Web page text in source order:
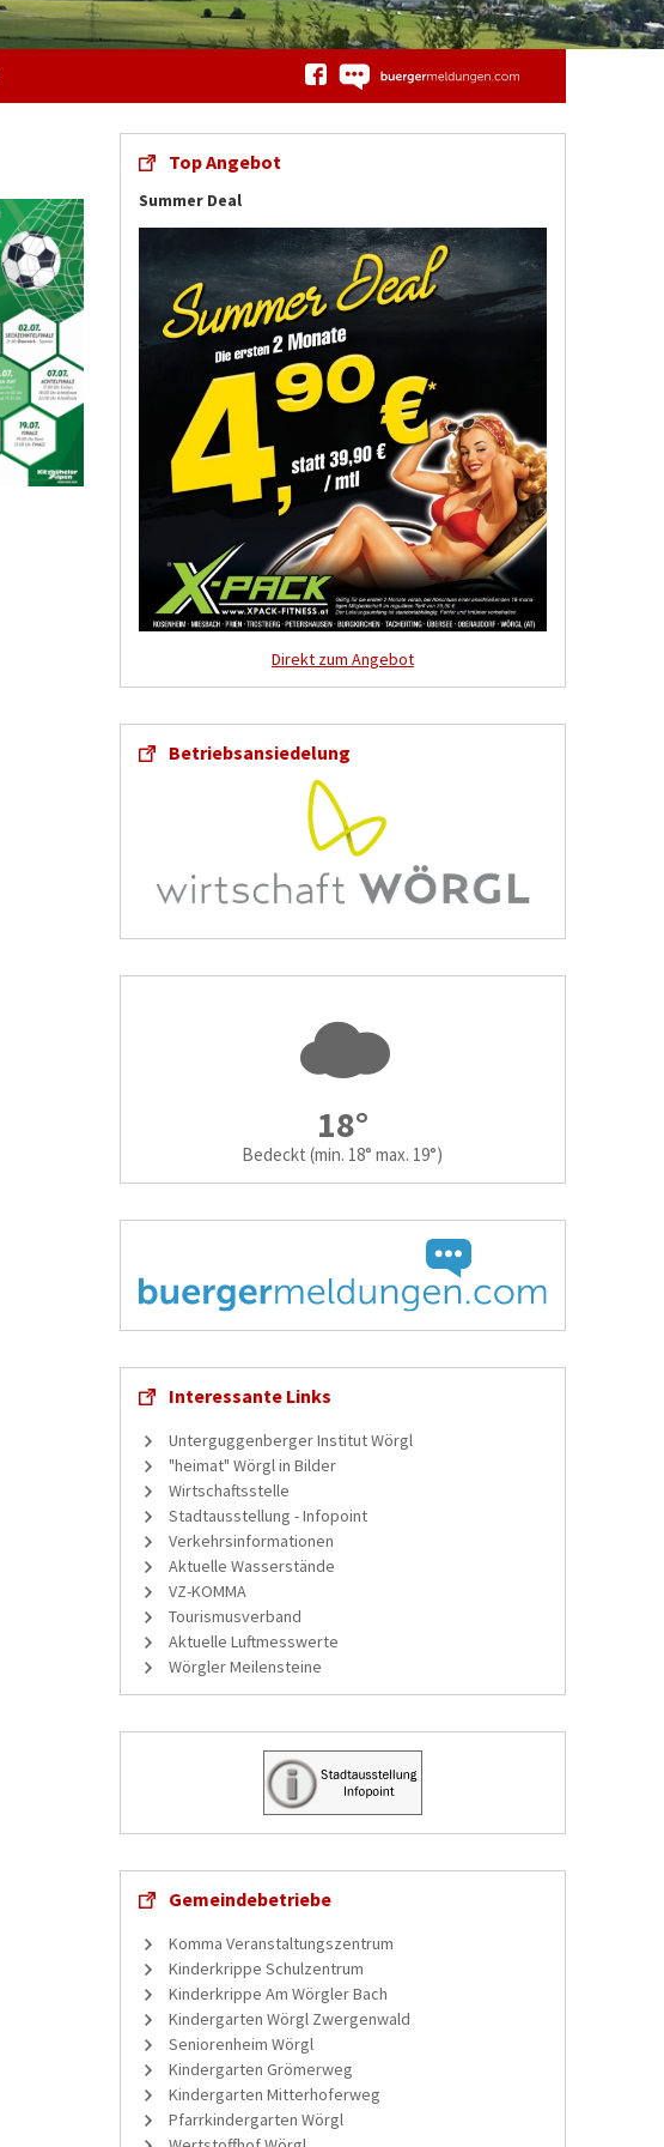
Top Angebot
Summer Deal
Direkt zum Angebot
Betriebsansiedelung
18°
Bedeckt (min. 18° max. 19°)
Interessante Links
Unterguggenberger Institut Wörgl
"heimat" Wörgl in Bilder
Wirtschaftsstelle
Stadtausstellung - Infopoint
Verkehrsinformationen
Aktuelle Wasserstände
VZ-KOMMA
Tourismusverband
Aktuelle Luftmesswerte
Wörgler Meilensteine
Gemeindebetriebe
Komma Veranstaltungszentrum
Kinderkrippe Schulzentrum
Kinderkrippe Am Wörgler Bach
Kindergarten Wörgl Zwergenwald
Seniorenheim Wörgl
Kindergarten Grömerweg
Kindergarten Mitterhoferweg
Pfarrkindergarten Wörgl